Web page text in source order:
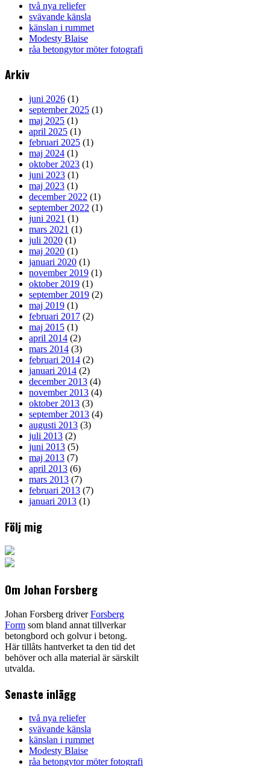
två nya reliefer
svävande känsla
känslan i rummet
Modesty Blaise
råa betongytor möter fotografi
Arkiv
juni 2026 (1)
september 2025 (1)
maj 2025 (1)
april 2025 (1)
februari 2025 (1)
maj 2024 (1)
oktober 2023 (1)
juni 2023 (1)
maj 2023 (1)
december 2022 (1)
september 2022 (1)
juni 2021 (1)
mars 2021 (1)
juli 2020 (1)
maj 2020 (1)
januari 2020 (1)
november 2019 (1)
oktober 2019 (1)
september 2019 (2)
maj 2019 (1)
februari 2017 (2)
maj 2015 (1)
april 2014 (2)
mars 2014 (3)
februari 2014 (2)
januari 2014 (2)
december 2013 (4)
november 2013 (4)
oktober 2013 (3)
september 2013 (4)
augusti 2013 (3)
juli 2013 (2)
juni 2013 (5)
maj 2013 (7)
april 2013 (6)
mars 2013 (7)
februari 2013 (7)
januari 2013 (1)
Följ mig
Om Johan Forsberg
Johan Forsberg driverForsberg
Form som bland annat tillverkar
betongbord och golvur i betong.
Här tillåts hantverket ta den tid det
behöver och alla material är särskilt
utvalda.
Senaste inlägg
två nya reliefer
svävande känsla
känslan i rummet
Modesty Blaise
råa betongytor möter fotografi